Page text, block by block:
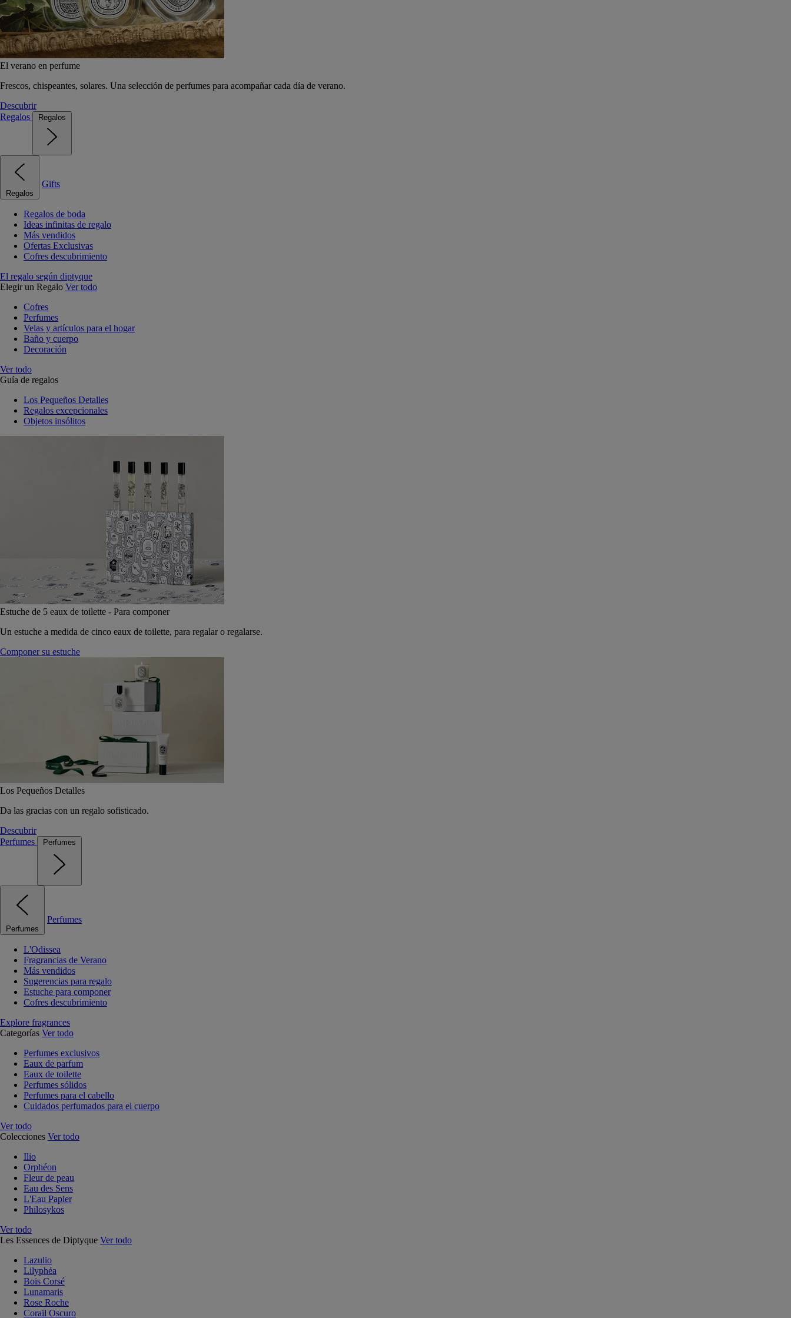
El verano en perfume
Frescos, chispeantes, solares. Una selección de perfumes para acompañar cada día de verano.
Descubrir
Regalos
Regalos
Regalos
Gifts
Regalos de boda
Ideas infinitas de regalo
Más vendidos
Ofertas Exclusivas
Cofres descubrimiento
El regalo según diptyque
Elegir un Regalo Ver todo
Cofres
Perfumes
Velas y artículos para el hogar
Baño y cuerpo
Decoración
Ver todo
Guía de regalos
Los Pequeños Detalles
Regalos excepcionales
Objetos insólitos
Estuche de 5 eaux de toilette - Para componer
Un estuche a medida de cinco eaux de toilette, para regalar o regalarse.
Componer su estuche
Los Pequeños Detalles
Da las gracias con un regalo sofisticado.
Descubrir
Perfumes
Perfumes
Perfumes
Perfumes
L'Odissea
Fragrancias de Verano
Más vendidos
Sugerencias para regalo
Estuche para componer
Cofres descubrimiento
Explore fragrances
Categorías Ver todo
Perfumes exclusivos
Eaux de parfum
Eaux de toilette
Perfumes sólidos
Perfumes para el cabello
Cuidados perfumados para el cuerpo
Ver todo
Colecciones Ver todo
Ilio
Orphéon
Fleur de peau
Eau des Sens
L'Eau Papier
Philosykos
Ver todo
Les Essences de Diptyque Ver todo
Lazulio
Lilyphéa
Bois Corsé
Lunamaris
Rose Roche
Corail Oscuro